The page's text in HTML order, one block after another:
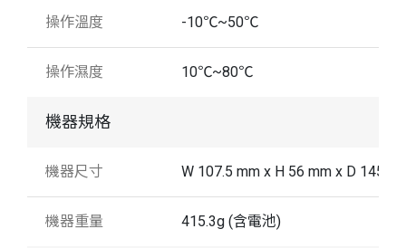
操作溫度 -10℃~50℃
操作濕度 10℃~80℃
機器規格
機器尺寸 W 107.5 mm x H 56 mm x D 145
機器重量 415.3g (含電池)